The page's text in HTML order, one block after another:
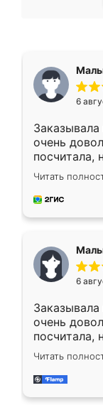
6
очень
посчитала,
Замерщик
делу со
за день,
Читать
6
очень
посчитала,
Замерщик
делу со
за день,
Читать